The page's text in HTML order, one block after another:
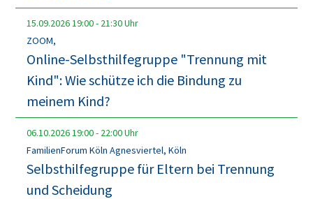
15.09.202619:00- 21:30Uhr
ZOOM,
Online-Selbsthilfegruppe "Trennung mit
Kind": Wie schütze ich die Bindung zu
meinem Kind?
06.10.202619:00- 22:00Uhr
FamilienForum Köln Agnesviertel, Köln
Selbsthilfegruppe für Eltern bei Trennung
und Scheidung